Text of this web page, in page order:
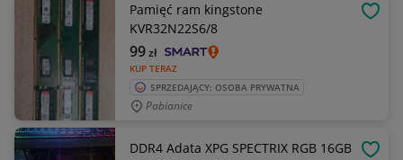
Pamięć ram kingstone
KVR32N22S6/8
KUP TERAZ
99zł
SPRZEDAJĄCY: OSOBA PRYWATNA
Pabianice
DDR4 Adata XPG SPECTRIX RGB 16GB